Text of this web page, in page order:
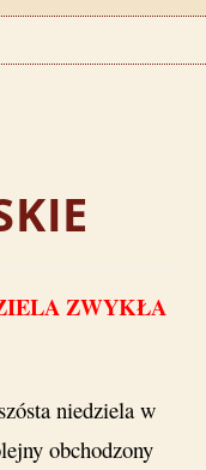
ZWYKŁA
niedziela w
obchodzony